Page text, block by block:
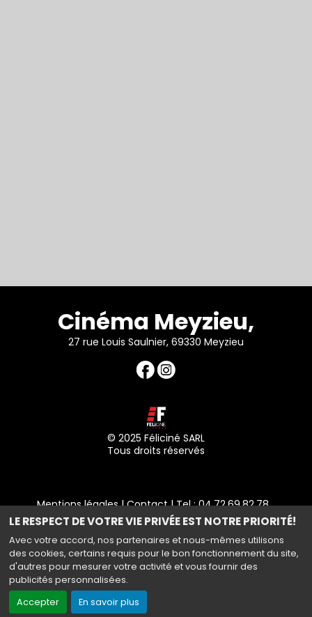
LE RESPECT DE VOTRE VIE PRIVÉE EST NOTRE PRIORITÉ!
Avec votre accord, nos partenaires et nous-mêmes utilisons
des cookies, certains requis pour le bon fonctionnement du site,
d'autres pour mesurer votre activité et vous fournir des
publicités personnalisées.
Accepter
En savoir plus
Cinéma Meyzieu,
27 rue Louis Saulnier, 69330 Meyzieu
© 2025 Féliciné SARL
Tous droits réservés
Mentions légales|Contact| Tel : 04.72.69.82.78
Haut de page
Création site internet www.erakys.com